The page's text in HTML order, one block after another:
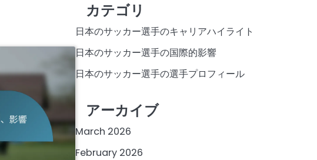
カテゴリ
日本のサッカー選手のキャリアハイライト
日本のサッカー選手の国際的影響
日本のサッカー選手の選手プロフィール
アーカイブ
March 2026
February 2026